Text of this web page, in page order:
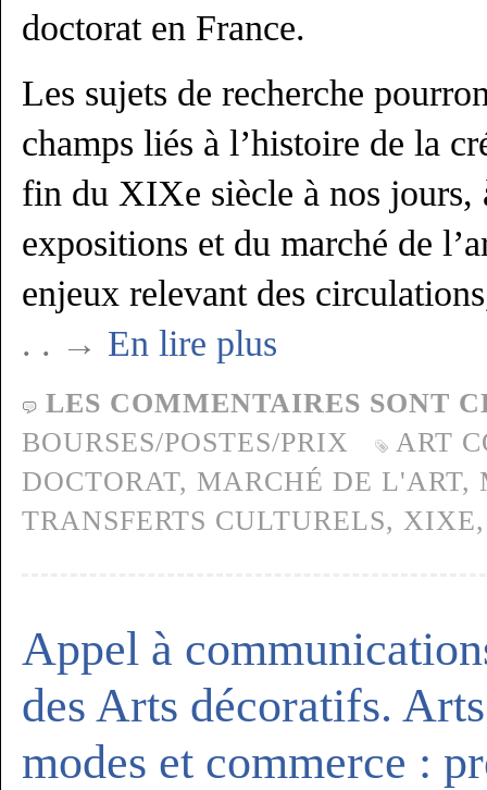
doctorat en France.
Les sujets de recherche
champs liés à l’histoire de la
fin du XIXe siècle à nos jours,
expositions et du marché de
enjeux relevant des
. . → En lire plus
LES COMMENTAIRES SONT
BOURSES/POSTES/PRIX
ART
DOCTORAT, MARCHÉ DE L'ART,
TRANSFERTS CULTURELS, XIXE
Appel à
des Arts décoratifs.
modes et commerce :